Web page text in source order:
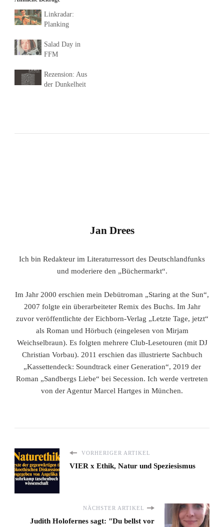
Linkradar:
Planking
Salad Day in
FFM
Rezension: Aus
der Dunkelheit
Jan Drees
Ich bin Redakteur im Literaturressort des Deutschlandfunks
und moderiere den „Büchermarkt“.
Im Jahr 2000 erschien mein Debütroman „Staring at the Sun“,
2007 folgte ein überarbeiteter Remix des Buchs. Im Jahr
zuvor veröffentlichte der Eichborn-Verlag „Letzte Tage, jetzt“
als Roman und Hörbuch (eingelesen von Mirjam
Weichselbraun). Es folgten mehrere Club-Lesetouren (mit DJ
Christian Vorbau). 2011 erschien das illustrierte Sachbuch
„Kassettendeck: Soundtrack einer Generation“, 2019 der
Roman „Sandbergs Liebe“ bei Secession. Ich werde vertreten
von der Agentur Marcel Hartges in München.
VORHERIGER ARTIKEL
VIER x Ethik, Natur und Speziesismus
NÄCHSTER ARTIKEL
Judith Holofernes sagt: "Du bellst vor